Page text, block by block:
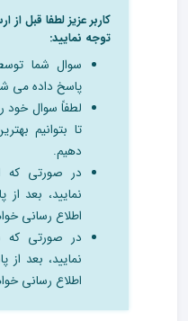
کاربر عزیز لطفا قبل از
توجه نمایید:
سوال شما
پاسخ داده می
لطفاً سوال خود
تا بتوانیم
دهیم.
در صورتی که
نمایید، بعد
اطلاع رسانی
در صورتی که
نمایید، بعد
اطلاع رسانی